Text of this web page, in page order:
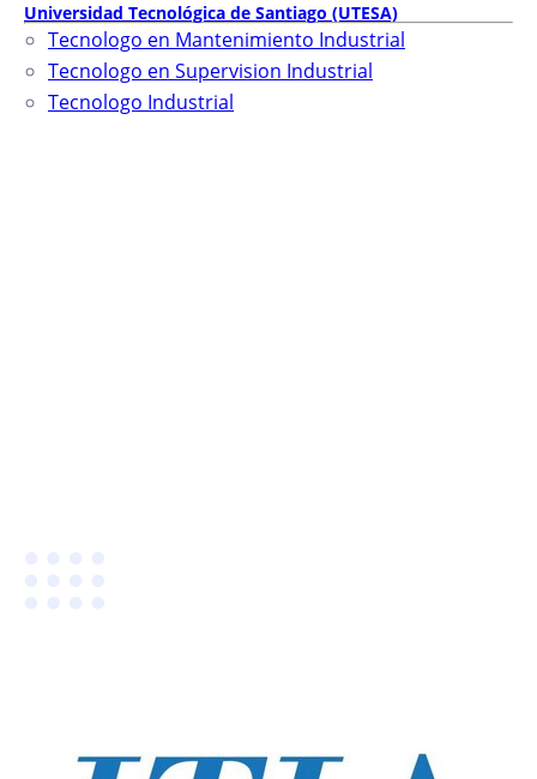
Universidad Tecnológica de Santiago (UTESA)
Tecnologo en Mantenimiento Industrial
Tecnologo en Supervision Industrial
Tecnologo Industrial